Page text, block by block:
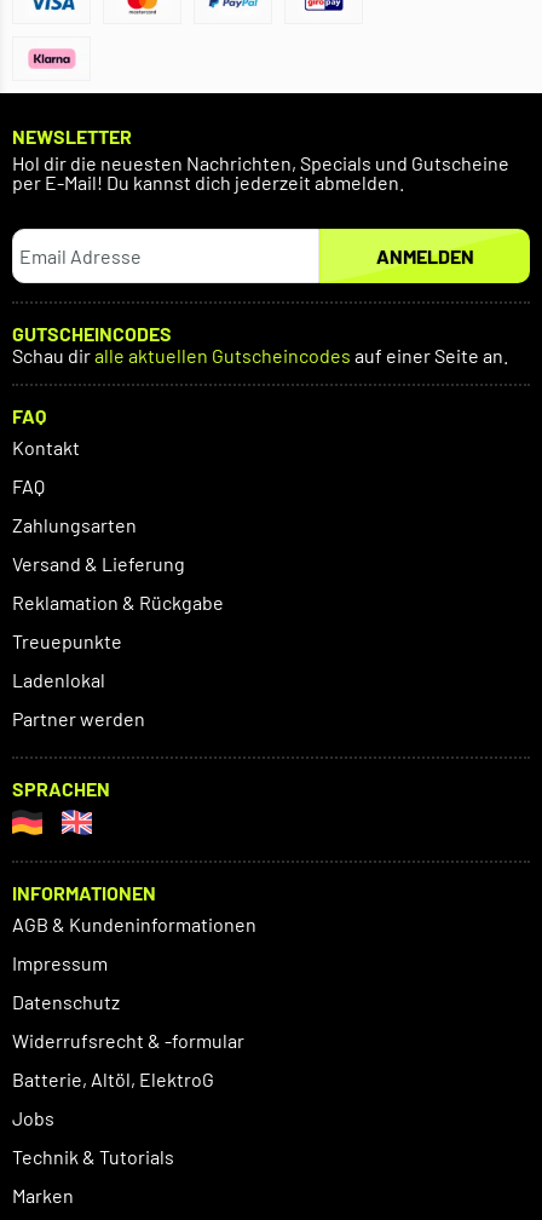
NEWSLETTER
Hol dir die neuesten Nachrichten, Specials und Gutscheine
per E-Mail! Du kannst dich jederzeit abmelden.
ANMELDEN
GUTSCHEINCODES
Schau diralle aktuellen Gutscheincodes auf einer Seite an.
FAQ
Kontakt
FAQ
Zahlungsarten
Versand & Lieferung
Reklamation & Rückgabe
Treuepunkte
Ladenlokal
Partner werden
SPRACHEN
INFORMATIONEN
AGB & Kundeninformationen
Impressum
Datenschutz
Widerrufsrecht & -formular
Batterie, Altöl, ElektroG
Jobs
Technik & Tutorials
Marken